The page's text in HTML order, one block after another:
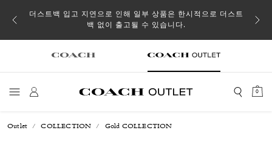
될 수
더스트백 입고 지연으로 인해 일부 상품은 한시적으로 더스트
백 없이 출고될 수 있습니다.
0
Outlet COLLECTION Gold COLLECTION